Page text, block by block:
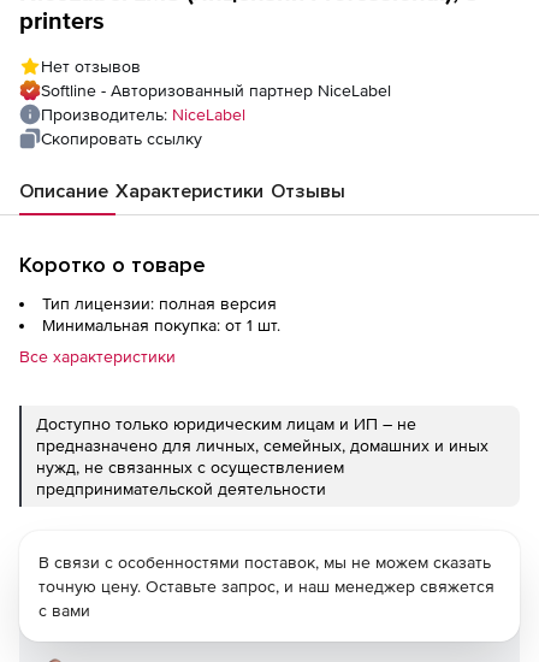
printers
Нет отзывов
Softline - Авторизованный партнер NiceLabel
Производитель: NiceLabel
Скопировать ссылку
Описание Характеристики Отзывы
Коротко о товаре
Тип лицензии: полная версия
Минимальная покупка: от 1 шт.
Все характеристики
Доступно только юридическим лицам и ИП – не
предназначено для личных, семейных, домашних и иных
нужд, не связанных с осуществлением
предпринимательской деятельности
В связи с особенностями поставок, мы не можем сказать
точную цену. Оставьте запрос, и наш менеджер свяжется
с вами